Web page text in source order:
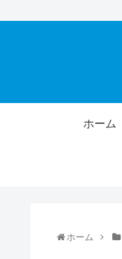
ホーム
ホーム